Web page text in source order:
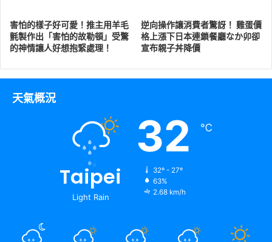
害怕的樣子好可愛！推主用羊毛
氈製作出「害怕的故勒頓」受驚
的神情讓人好想抱緊處理！
逆向操作讓消費者驚訝！ 雞蛋價
格上漲下日本連鎖餐廳なか卯卻
宣布親子丼降價
天氣概況
Taipei
Light Rain
32 ℃
32º - 27º
63%
2.68 km/h